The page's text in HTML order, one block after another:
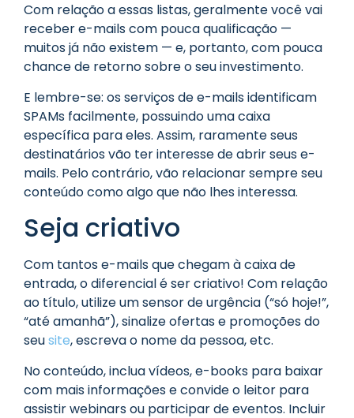
Com relação a essas listas, geralmente você vai
receber e-mails com pouca qualificação —
muitos já não existem — e, portanto, com pouca
chance de retorno sobre o seu investimento.
E lembre-se: os serviços de e-mails identificam
SPAMs facilmente, possuindo uma caixa
específica para eles. Assim, raramente seus
destinatários vão ter interesse de abrir seus e-
mails. Pelo contrário, vão relacionar sempre seu
conteúdo como algo que não lhes interessa.
Seja criativo
Com tantos e-mails que chegam à caixa de
entrada, o diferencial é ser criativo! Com relação
ao título, utilize um sensor de urgência (“só hoje!”,
“até amanhã”), sinalize ofertas e promoções do
seusite, escreva o nome da pessoa, etc.
No conteúdo, inclua vídeos, e-books para baixar
com mais informações e convide o leitor para
assistir webinars ou participar de eventos. Incluir